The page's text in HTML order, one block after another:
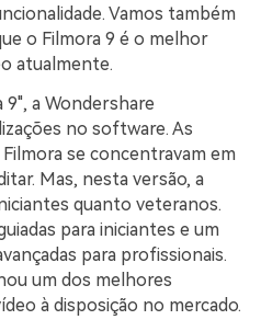
Vamos também
o Filmora 9 é o melhor
atualmente.
a Wondershare
no software. As
se concentravam em
Mas, nesta versão, a
quanto veteranos.
para iniciantes e um
para profissionais.
um dos melhores
à disposição no mercado.